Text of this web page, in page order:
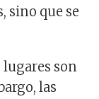
sino que se
lugares son
las